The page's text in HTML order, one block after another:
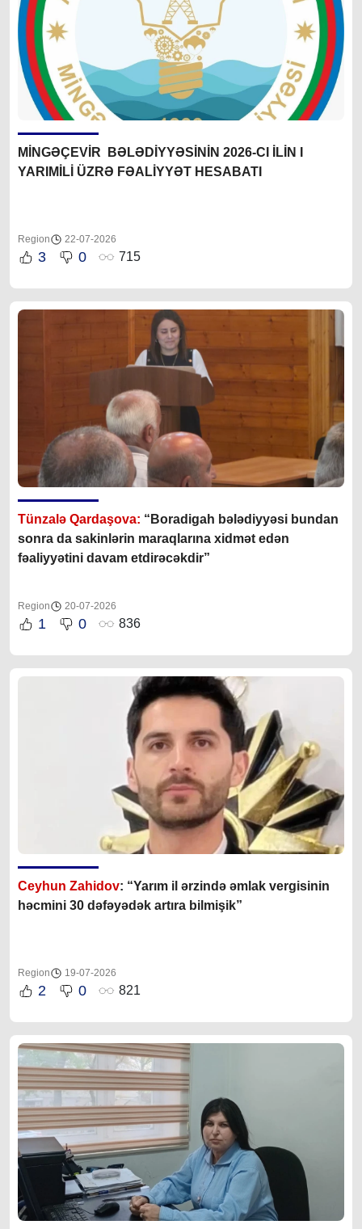
MİNGƏÇEVİR BƏLƏDİYYƏSİNİN 2026-CI İLİN I
YARIMİLİ ÜZRƏ FƏALİYYƏT HESABATI
Region 22-07-2026
3 0 715
Tünzalə Qardaşova: “Boradigah bələdiyyəsi bundan
sonra da sakinlərin maraqlarına xidmət edən
fəaliyyətini davam etdirəcəkdir”
Region 20-07-2026
1 0 836
Ceyhun Zahidov: “Yarım il ərzində əmlak vergisinin
həcmini 30 dəfəyədək artıra bilmişik”
Region 19-07-2026
2 0 821